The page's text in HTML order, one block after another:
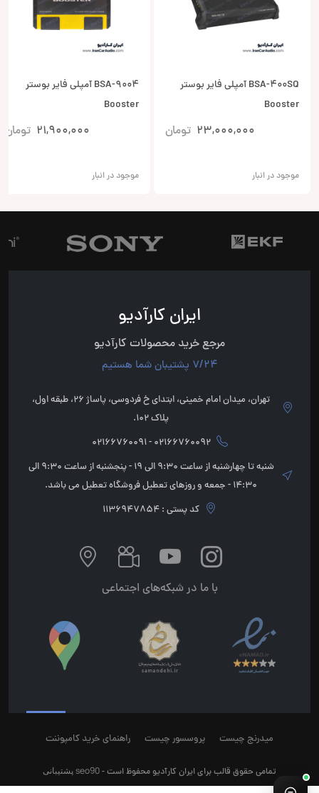
BSA-400SQ آمپلی فایر بوستر
Booster
23,000,000 تومان
موجود در انبار
BSA-9004 آمپلی فایر بوستر
Booster
21,900,000 تومان
موجود در انبار
ایران کارآدیو
مرجع خرید محصولات کارآدیو
7/24 پشتیبان شما هستیم
تهران، میدان امام خمینی، ابتدای خ فردوسی، پاساژ 26، طبقه اول،
پلاک 102.
02166760092 - 02166760091
شنبه تا چهارشنبه از ساعت 9:30 الی 19 - پنجشنبه از ساعت 9:30 الی
14:30 - جمعه و روزهای تعطیل فروشگاه تعطیل می باشد.
کد پستی : 1136947854
با ما در شبکه‌های اجتماعی
میدرنج چیست پروسسور چیست راهنمای خرید کامپوننت
تمامی حقوق قالب برای ایران کارآدیو محفوظ است -seo90پشتیبانی